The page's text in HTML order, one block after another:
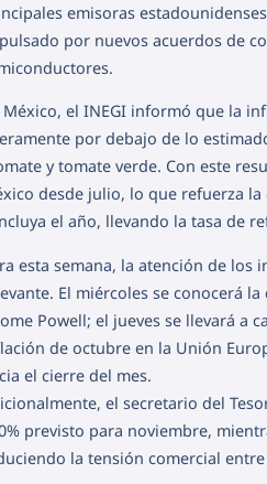
emisoras
por nuevos acuerdos de
México, el INEGI informó que la
por debajo de lo
y tomate verde. Con este
desde julio, lo que refuerza
el año, llevando la tasa de
esta semana, la atención de los
El miércoles se conocerá
Powell; el jueves se llevará a
de octubre en la Unión
el cierre del mes.
el secretario del
previsto para noviembre,
la tensión comercial